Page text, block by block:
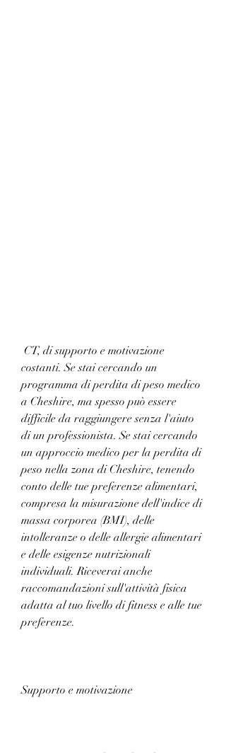
costanti. Se stai cercando un
programma di perdita di peso medico
a Cheshire, ma spesso può essere
difficile da raggiungere senza l'aiuto
di un professionista. Se stai cercando
un approccio medico per la perdita di
peso nella zona di Cheshire, tenendo
conto delle tue preferenze alimentari,
compresa la misurazione dell'indice di
massa corporea (BMI), delle
intolleranze o delle allergie alimentari
e delle esigenze nutrizionali
individuali. Riceverai anche
raccomandazioni sull'attività fisica
adatta al tuo livello di fitness e alle tue
preferenze.
Supporto e motivazione